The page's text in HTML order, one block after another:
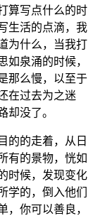
算写点什么的时
生活的点滴，我
为什么，当我打
如泉涌的时候，
那么慢，以至于
在过去为之迷
却没了。
的的走着，从日
有的景物，恍如
时候，发现变化
学的，倒入他们
，你可以善良，